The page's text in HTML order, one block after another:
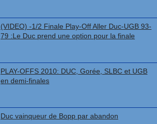
(VIDEO) -1/2 Finale Play-Off Aller Duc-UGB 93-
79 :Le Duc prend une option pour la finale
PLAY-OFFS 2010: DUC, Gorée, SLBC et UGB
en demi-finales
Duc vainqueur de Bopp par abandon